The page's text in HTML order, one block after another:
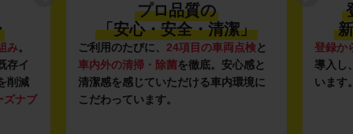
み。
存イ
削減
ズナブ
プロ品質の
「安心・安全・清潔」
ご利用のたびに、 24項目の車両点検と
車内外の清掃・除菌を徹底。安心感と
清潔感を感じていただける車内環境に
こだわっています。
登録か
導入し
います